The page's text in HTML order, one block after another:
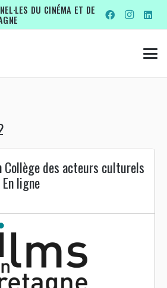
DU CINÉMA ET DE
Collège des acteurs culturels
ligne